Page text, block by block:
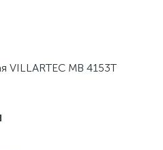
VILLARTEC MB 4153T